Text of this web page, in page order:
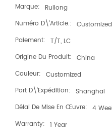
carrés en morceaux ronds).
régulation de vitesse en
cylindres des deux côtés
meulage des bords.
Marque:
Ruilong
Numéro D\'article.: Customized
Paiement: T/T, LC
Origine Du Produit: China
Couleur: Customized
Port D\'expédition: Shanghai
Délai De Mise En Œuvre: 4
Warranty: 1 Year